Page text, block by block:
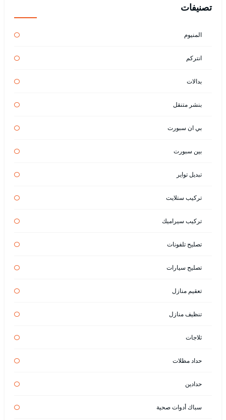
تصنيفات
المنيوم
انتركم
بدالات
بنشر متنقل
بي ان سبورت
بين سبورت
تبديل تواير
تركيب ستلايت
تركيب سيراميك
تصليح تلفونات
تصليح سيارات
تعقيم منازل
تنظيف منازل
ثلاجات
حداد مظلات
حدادين
سباك أدوات صحية